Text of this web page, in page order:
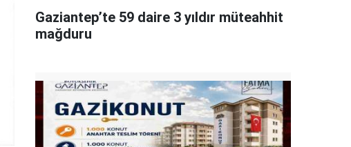
Gaziantep’te 59 daire 3 yıldır müteahhit
mağduru